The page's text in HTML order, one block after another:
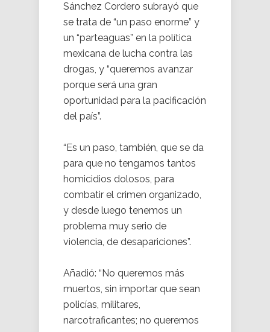
Sánchez Cordero subrayó que
se trata de “un paso enorme” y
un “parteaguas” en la política
mexicana de lucha contra las
drogas, y “queremos avanzar
porque será una gran
oportunidad para la pacificación
del país”.
“Es un paso, también, que se da
para que no tengamos tantos
homicidios dolosos, para
combatir el crimen organizado,
y desde luego tenemos un
problema muy serio de
violencia, de desapariciones”.
Añadió: “No queremos más
muertos, sin importar que sean
policías, militares,
narcotraficantes; no queremos